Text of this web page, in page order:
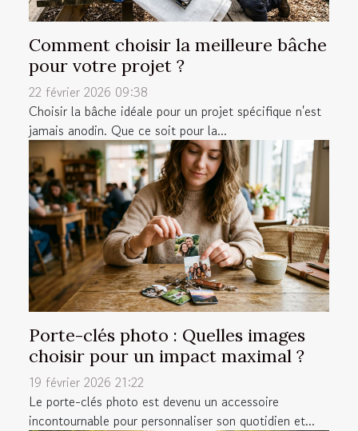
Comment choisir la meilleure bâche
pour votre projet ?
22 février 2026 09:38
Choisir la bâche idéale pour un projet spécifique n'est
jamais anodin. Que ce soit pour la...
Porte-clés photo : Quelles images
choisir pour un impact maximal ?
19 février 2026 21:22
Le porte-clés photo est devenu un accessoire
incontournable pour personnaliser son quotidien et...